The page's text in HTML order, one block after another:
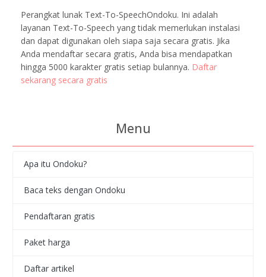
Perangkat lunak Text-To-SpeechOndoku. Ini adalah
layanan Text-To-Speech yang tidak memerlukan instalasi
dan dapat digunakan oleh siapa saja secara gratis. Jika
Anda mendaftar secara gratis, Anda bisa mendapatkan
hingga 5000 karakter gratis setiap bulannya. Daftar
sekarang secara gratis
Menu
Apa itu Ondoku?
Baca teks dengan Ondoku
Pendaftaran gratis
Paket harga
Daftar artikel